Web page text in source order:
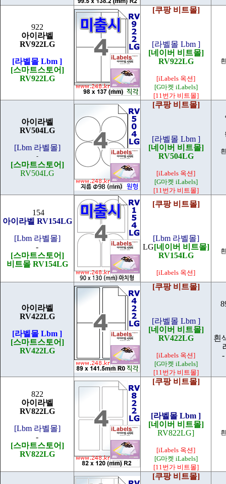
922
아이라벨
RV922LG
[라벨몰 Lbm ]
[스마트스토어]
RV922LG
[쿠팡 비트몰]
[라벨몰 Lbm ]
[네이버 비트몰]
RV922LG
[iLabels 옥션]
[G마켓 iLabels]
[11번가 비트몰]
아이라벨
RV504LG
[Lbm 라벨몰]
-
[스마트스토어]
RV504LG
[쿠팡 비트몰]
[라벨몰 Lbm ]
[네이버 비트몰]
RV504LG
[iLabels 옥션]
[G마켓 iLabels]
[11번가 비트몰]
154
아이라벨 RV154LG
[Lbm 라벨몰]
-
[스마트스토어]
비트몰 RV154LG
[쿠팡 비트몰]
[Lbm 라벨몰]
LG[네이버 비트몰]
RV154LG
[iLabels 옥션]
아이라벨
RV422LG
[라벨몰 Lbm ]
[스마트스토어]
RV422LG
[쿠팡 비트몰]
[라벨몰 Lbm ]
[네이버 비트몰]
RV422LG
[iLabels 옥션]
[G마켓 iLabels]
[11번가 비트몰]
흰
-
822
아이라벨
RV822LG
[Lbm 라벨몰]
-
[스마트스토어]
RV822LG
[쿠팡 비트몰]
[라벨몰 Lbm ]
[네이버 비트몰]
RV822LG]
[iLabels 옥션]
[G마켓 iLabels]
[11번가 비트몰]
[쿠팡 비트몰]